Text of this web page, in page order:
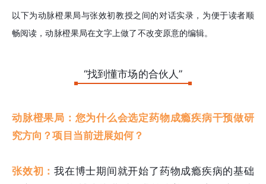
以下为动脉橙果局与张效初教授之间的对话实录，为便于读者顺
畅阅读，动脉橙果局在文字上做了不改变原意的编辑。
“找到懂市场的合伙人”
动脉橙果局：您为什么会选定药物成瘾疾病干预做研
究方向？项目当前进展如何？
张效初：我在博士期间就开始了药物成瘾疾病的基础